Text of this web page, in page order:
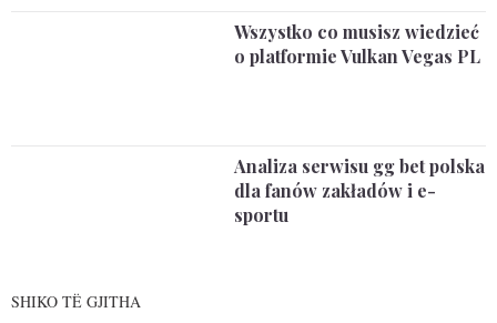
Wszystko co musisz wiedzieć
o platformie Vulkan Vegas PL
Analiza serwisu gg bet polska
dla fanów zakładów i e-
sportu
SHIKO TË GJITHA